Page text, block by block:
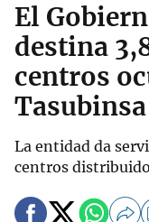
El
destina
centros
Tasubinsa
La entidad da
centros